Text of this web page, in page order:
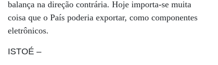
balança na direção contrária. Hoje importa-se muita
coisa que o País poderia exportar, como componentes
eletrônicos.
ISTOÉ –